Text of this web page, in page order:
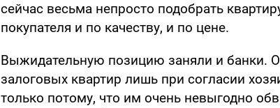
сейчас весьма непросто подобрать
покупателя и по качеству, и по цене.
Выжидательную позицию заняли и банки.
залоговых квартир лишь при согласии
только потому, что им очень невыгодно